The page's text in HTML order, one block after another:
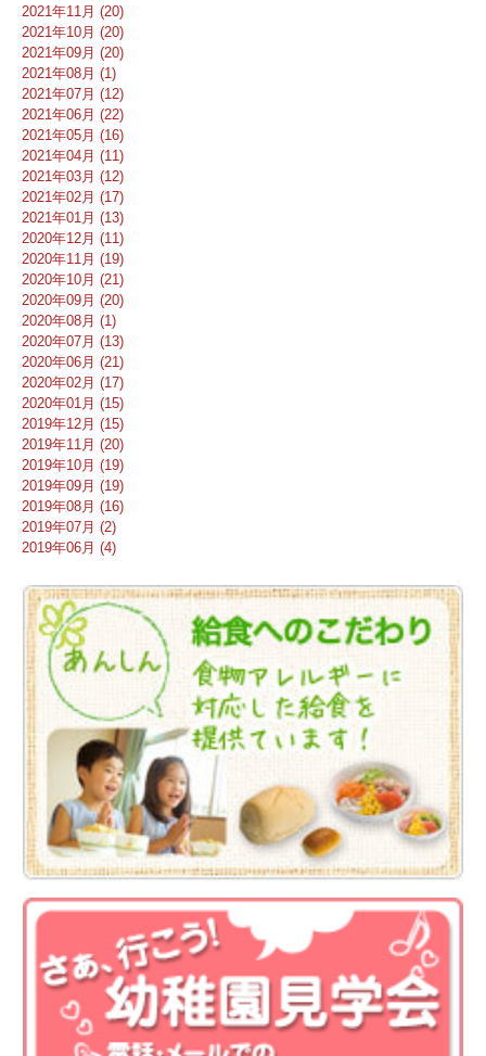
2021年11月 (20)
2021年10月 (20)
2021年09月 (20)
2021年08月 (1)
2021年07月 (12)
2021年06月 (22)
2021年05月 (16)
2021年04月 (11)
2021年03月 (12)
2021年02月 (17)
2021年01月 (13)
2020年12月 (11)
2020年11月 (19)
2020年10月 (21)
2020年09月 (20)
2020年08月 (1)
2020年07月 (13)
2020年06月 (21)
2020年02月 (17)
2020年01月 (15)
2019年12月 (15)
2019年11月 (20)
2019年10月 (19)
2019年09月 (19)
2019年08月 (16)
2019年07月 (2)
2019年06月 (4)